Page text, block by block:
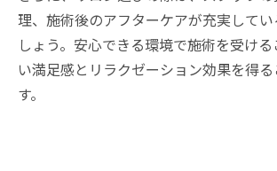
理、施術後のアフターケアが充実して
しょう。安心できる環境で施術を受け
い満足感とリラクゼーション効果を得
す。